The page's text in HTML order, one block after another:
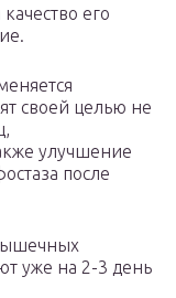
его
своей целью не
улучшение
после
уже на 2-3 день